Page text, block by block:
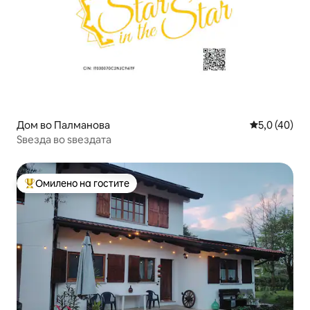
Дом во Палманова Просечна
5,0 (40)
Ѕвезда во ѕвездата
Меѓу најуспешните „Омилени на гостите“
Омилено на гостите